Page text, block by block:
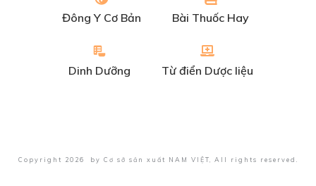
Đông Y Cơ Bản Bài Thuốc Hay
Dinh Dưỡng Từ điển Dược liệu
Copyright 2026 by Cơ sở sản xuất NAM VIỆT , All rights reserved.